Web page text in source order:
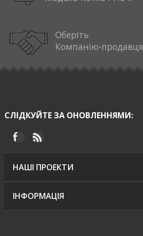
Оберіть
Компанію-продавця
СЛІДКУЙТЕ ЗА ОНОВЛЕННЯМИ:
НАШІ ПРОЕКТИ
ІНФОРМАЦІЯ